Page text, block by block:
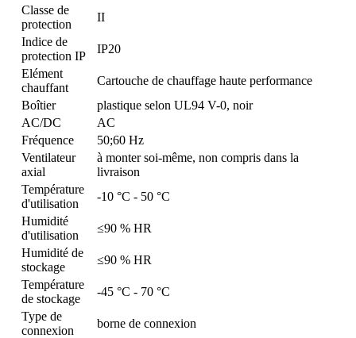
Classe de
protection
II
Indice de
protection IP
IP20
Elément
chauffant
Cartouche de chauffage haute performance
Boîtier
plastique selon UL94 V-0, noir
AC/DC
AC
Fréquence
50;60 Hz
Ventilateur
axial
à monter soi-même, non compris dans la
livraison
Température
d'utilisation
-10 °C - 50 °C
Humidité
d'utilisation
≤90 % HR
Humidité de
stockage
≤90 % HR
Température
de stockage
-45 °C - 70 °C
Type de
connexion
borne de connexion